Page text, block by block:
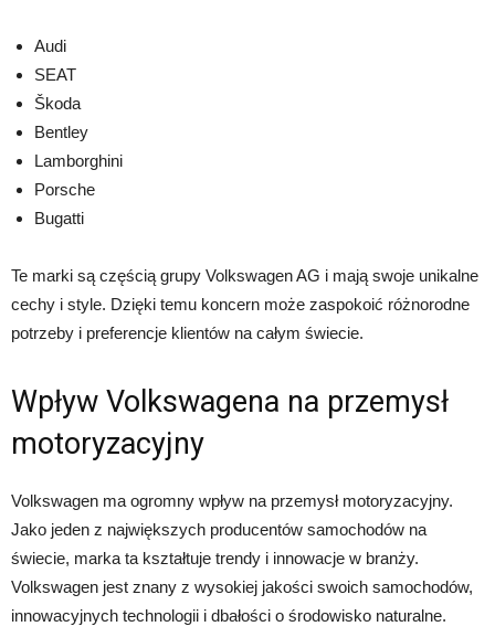
Audi
SEAT
Škoda
Bentley
Lamborghini
Porsche
Bugatti
Te marki są częścią grupy Volkswagen AG i mają swoje unikalne
cechy i style. Dzięki temu koncern może zaspokoić różnorodne
potrzeby i preferencje klientów na całym świecie.
Wpływ Volkswagena na przemysł
motoryzacyjny
Volkswagen ma ogromny wpływ na przemysł motoryzacyjny.
Jako jeden z największych producentów samochodów na
świecie, marka ta kształtuje trendy i innowacje w branży.
Volkswagen jest znany z wysokiej jakości swoich samochodów,
innowacyjnych technologii i dbałości o środowisko naturalne.